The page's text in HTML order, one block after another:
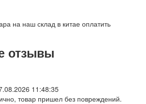
на наш склад в китае оплатить
отзывы
11:48:35
товар пришел без повреждений.